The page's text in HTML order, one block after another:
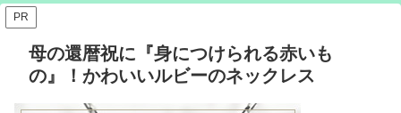
PR
母の還暦祝に『身につけられる赤いも
の』！かわいいルビーのネックレス